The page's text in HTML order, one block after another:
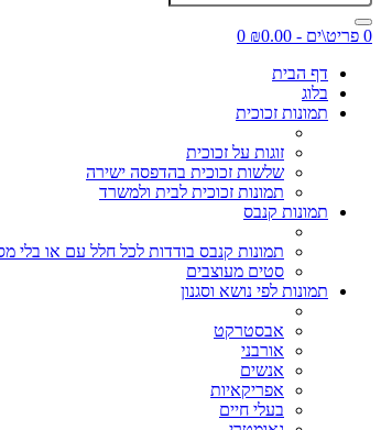
0 פריט\ים - ₪0.00
0
דף הבית
בלוג
תמונות זכוכית
זוגות על זכוכית
שלשות זכוכית בהדפסה ישירה
תמונות זכוכית לבית ולמשרד
תמונות קנבס
תמונות קנבס בודדות לכל חלל עם או בלי
סטים מעוצבים
תמונות לפי נושא וסגנון
אבסטרקט
אורבני
אנשים
אפריקאיות
בעלי חיים